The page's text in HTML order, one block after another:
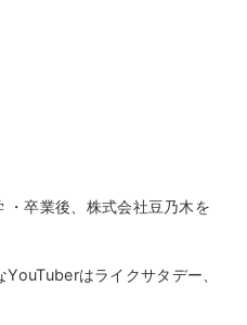
・卒業後、株式会社豆乃木を
はライクサタデー、